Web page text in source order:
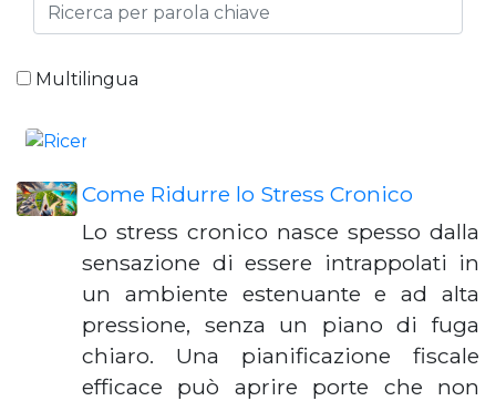
Multilingua
Come Ridurre lo Stress Cronico
Lo stress cronico nasce spesso dalla
sensazione di essere intrappolati in
un ambiente estenuante e ad alta
pressione, senza un piano di fuga
chiaro. Una pianificazione fiscale
efficace può aprire porte che non